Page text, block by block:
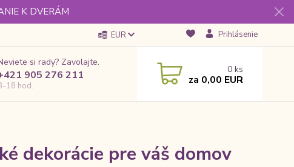
K DVERÁM
EUR Prihlásenie
si rady? Zavolajte.
905 276 211
18 hod.
0 ks
za 0,00 EUR
dekorácie pre váš domov